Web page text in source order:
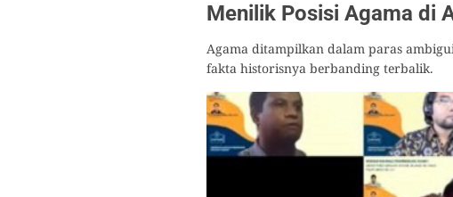
Menilik Posisi Agama di
Agama ditampilkan dalam paras
fakta historisnya berbanding terbalik.